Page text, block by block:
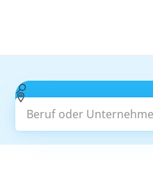
Beruf oder Unternehmen